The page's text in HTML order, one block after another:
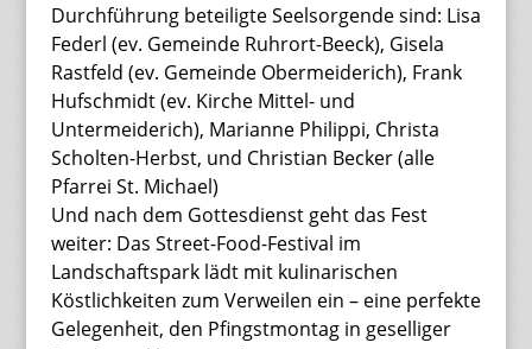
Durchführung beteiligte Seelsorgende sind: Lisa
Federl (ev. Gemeinde Ruhrort-Beeck), Gisela
Rastfeld (ev. Gemeinde Obermeiderich), Frank
Hufschmidt (ev. Kirche Mittel- und
Untermeiderich), Marianne Philippi, Christa
Scholten-Herbst, und Christian Becker (alle
Pfarrei St. Michael)
Und nach dem Gottesdienst geht das Fest
weiter: Das Street-Food-Festival im
Landschaftspark lädt mit kulinarischen
Köstlichkeiten zum Verweilen ein – eine perfekte
Gelegenheit, den Pfingstmontag in geselliger